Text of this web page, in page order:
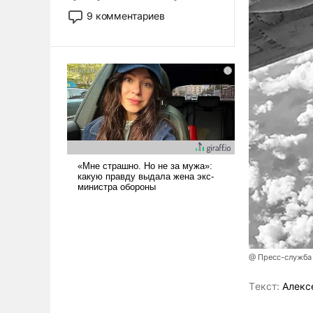
двигаемся по пути
революционных изменений.
псевдонаучной фантастики,
стало всерьез обсуждаемой
идеей.
9 комментариев
@ Пресс-
Tекст: